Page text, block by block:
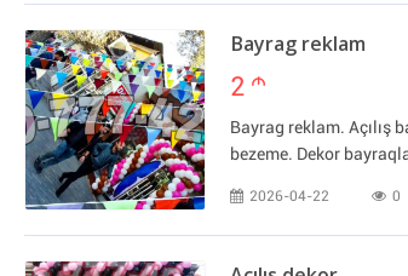
Bayrag reklam
2 m
Bayrag reklam. Açılış
bezeme. Dekor
2026-04-22 0